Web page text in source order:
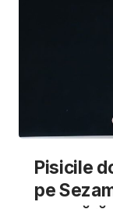
Pisicile
pe